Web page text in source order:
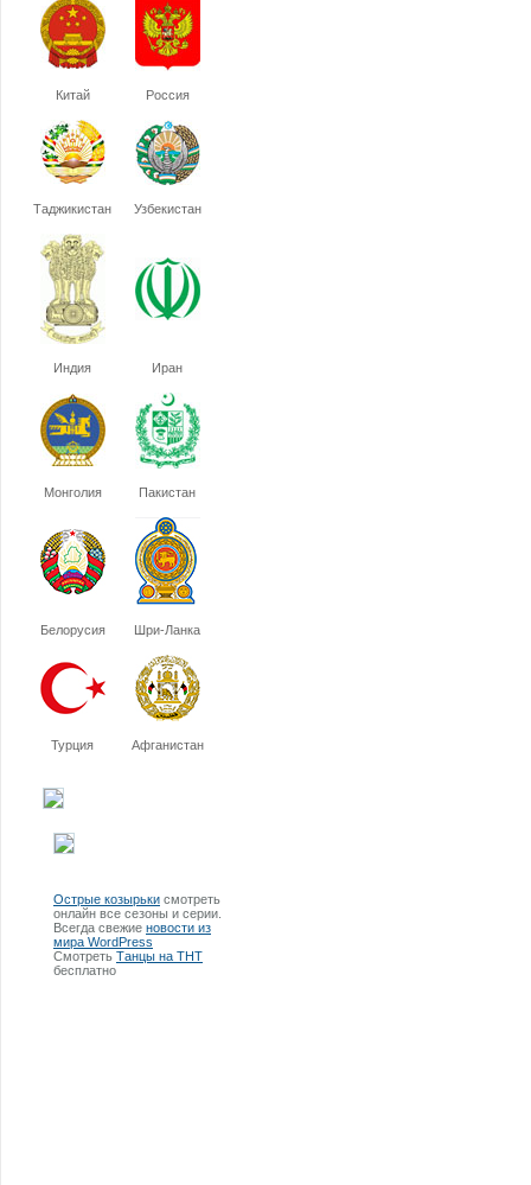
Китай Россия
Таджикистан Узбекистан
Индия Иран
Монголия Пакистан
Белорусия Шри-Ланка
Турция Афганистан
Острые козырьки смотреть
онлайн все сезоны и серии.
Всегда свежие новости из
мира WordPress
Смотреть Танцы на ТНТ
бесплатно